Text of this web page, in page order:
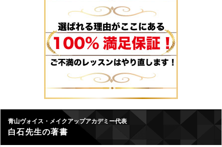
青山ヴォイス・メイクアップアカデミー代表
白石先生の著書